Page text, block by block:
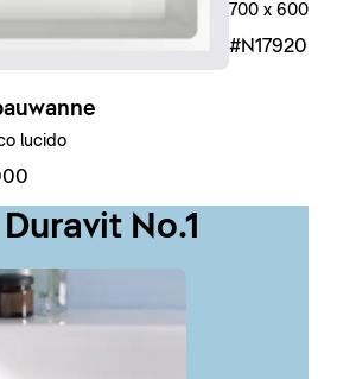
lucido
700 x 600
No.1